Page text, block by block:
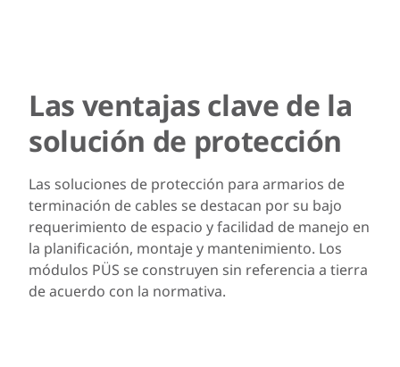
Las ventajas clave de la
solución de protección
Las soluciones de protección para armarios de
terminación de cables se destacan por su bajo
requerimiento de espacio y facilidad de manejo en
la planificación, montaje y mantenimiento. Los
módulos PÜS se construyen sin referencia a tierra
de acuerdo con la normativa.